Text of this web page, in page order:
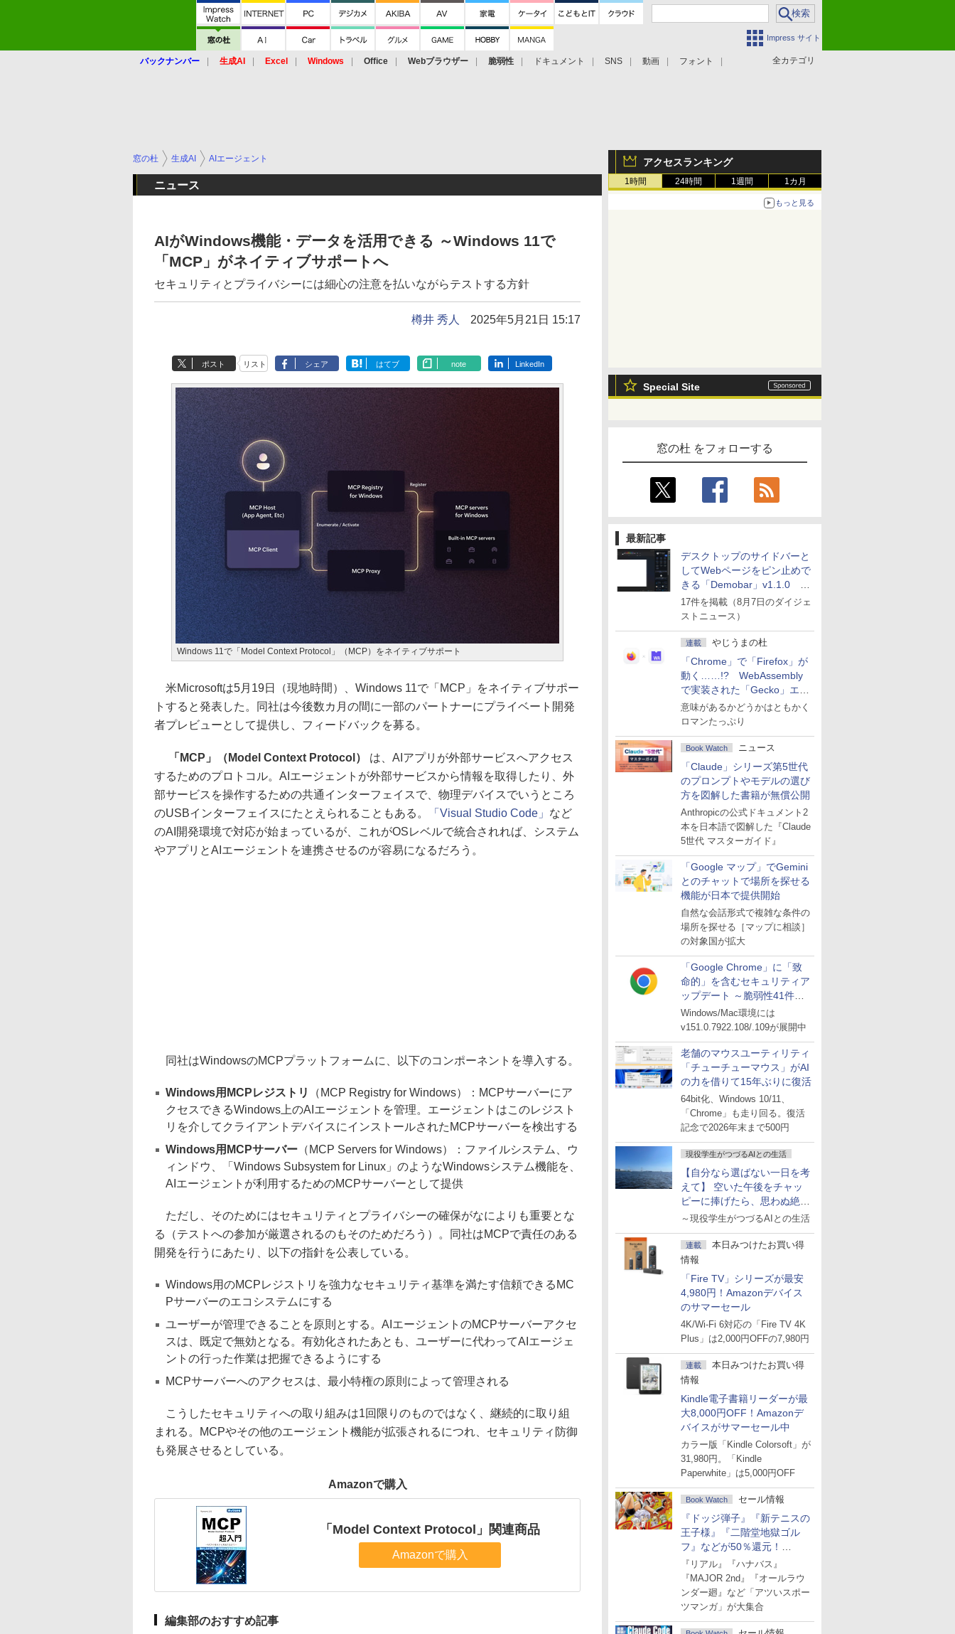
Impress サイト
全カテゴリ
バックナンバー 生成AI Excel Windows Office Webブラウザー 脆弱性 ドキュメント SNS 動画 フォント
アクセスランキング
1時間 24時間 1週間 1カ月
もっと見る
Special Site
窓の杜 をフォローする
最新記事
デスクトップのサイドバーと
してWebページをピン止めで
きる「Demobar」v1.1.0 ほ
か
17件を掲載（8月7日のダイジェ
ストニュース）
連載 やじうまの杜
「Chrome」で「Firefox」が
動く……!? WebAssembly
で実装された「Gecko」エン
ジン
意味があるかどうかはともかく
ロマンたっぷり
Book Watch ニュース
「Claude」シリーズ第5世代
のプロンプトやモデルの選び
方を図解した書籍が無償公開
Anthropicの公式ドキュメント2
本を日本語で図解した『Claude
5世代 マスターガイド』
「Google マップ」でGemini
とのチャットで場所を探せる
機能が日本で提供開始
自然な会話形式で複雑な条件の
場所を探せる［マップに相談］
の対象国が拡大
「Google Chrome」に「致
命的」を含むセキュリティア
ップデート ～脆弱性41件に
対処
Windows/Mac環境には
v151.0.7922.108/.109が展開中
老舗のマウスユーティリティ
「チューチューマウス」がAI
の力を借りて15年ぶりに復活
64bit化、Windows 10/11、
「Chrome」も走り回る。復活
記念で2026年末まで500円
現役学生がつづるAIとの生活
【自分なら選ばない一日を考
えて】 空いた午後をチャッ
ピーに捧げたら、思わぬ絶景
に出会った話
～現役学生がつづるAIとの生活
連載
本日みつけたお買い得
情報
「Fire TV」シリーズが最安
4,980円！Amazonデバイス
のサマーセール
4K/Wi-Fi 6対応の「Fire TV 4K
Plus」は2,000円OFFの7,980円
連載
本日みつけたお買い得
情報
Kindle電子書籍リーダーが最
大8,000円OFF！Amazonデ
バイスがサマーセール中
カラー版「Kindle Colorsoft」が
31,980円。「Kindle
Paperwhite」は5,000円OFF
Book Watch セール情報
『ドッジ弾子』『新テニスの
王子様』『二階堂地獄ゴル
フ』などが50％還元！
Amazonマンガ週末セール
『リアル』『ハナバス』
『MAJOR 2nd』『オールラウ
ンダー廻』など「アツいスポー
ツマンガ」が大集合
窓の杜 生成AI AIエージェント
ニュース
AIがWindows機能・データを活用できる ～Windows 11で
「MCP」がネイティブサポートへ
セキュリティとプライバシーには細心の注意を払いながらテストする方針
樽井 秀人 2025年5月21日 15:17
ポスト リスト シェア はてブ note LinkedIn
Windows 11で「Model Context Protocol」（MCP）をネイティブサポート
米Microsoftは5月19日（現地時間）、Windows 11で「MCP」をネイティブサポー
トすると発表した。同社は今後数カ月の間に一部のパートナーにプライベート開発
者プレビューとして提供し、フィードバックを募る。
「MCP」（Model Context Protocol） は、AIアプリが外部サービスへアクセス
するためのプロトコル。AIエージェントが外部サービスから情報を取得したり、外
部サービスを操作するための共通インターフェイスで、物理デバイスでいうところ
のUSBインターフェイスにたとえられることもある。
「Visual Studio Code」 など
のAI開発環境で対応が始まっているが、これがOSレベルで統合されれば、システム
やアプリとAIエージェントを連携させるのが容易になるだろう。
同社はWindowsのMCPプラットフォームに、以下のコンポーネントを導入する。
Windows用MCPレジストリ
（MCP Registry for Windows）：MCPサーバーにア
クセスできるWindows上のAIエージェントを管理。エージェントはこのレジスト
リを介してクライアントデバイスにインストールされたMCPサーバーを検出する
Windows用MCPサーバー （MCP Servers for Windows）：ファイルシステム、ウ
ィンドウ、「Windows Subsystem for Linux」のようなWindowsシステム機能を、
AIエージェントが利用するためのMCPサーバーとして提供
ただし、そのためにはセキュリティとプライバシーの確保がなによりも重要とな
る（テストへの参加が厳選されるのもそのためだろう）。同社はMCPで責任のある
開発を行うにあたり、以下の指針を公表している。
Windows用のMCPレジストリを強力なセキュリティ基準を満たす信頼できるMC
Pサーバーのエコシステムにする
ユーザーが管理できることを原則とする。AIエージェントのMCPサーバーアクセ
スは、既定で無効となる。有効化されたあとも、ユーザーに代わってAIエージェ
ントの行った作業は把握できるようにする
MCPサーバーへのアクセスは、最小特権の原則によって管理される
こうしたセキュリティへの取り組みは1回限りのものではなく、継続的に取り組
まれる。MCPやその他のエージェント機能が拡張されるにつれ、セキュリティ防御
も発展させるとしている。
Amazonで購入
「Model Context Protocol」関連商品
Amazonで購入
編集部のおすすめ記事